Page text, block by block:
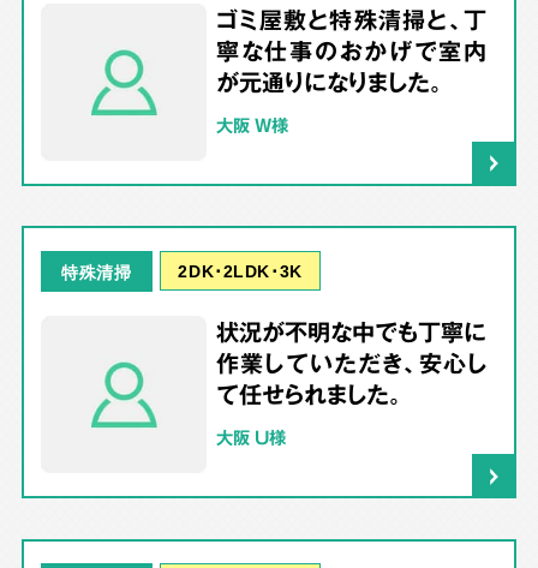
ゴミ屋敷と特殊清掃と、丁
寧な仕事のおかげで室内
が元通りになりました。
大阪 W様
特殊清掃 2DK･2LDK･3K
状況が不明な中でも丁寧に
作業していただき、安心し
て任せられました。
大阪 U様